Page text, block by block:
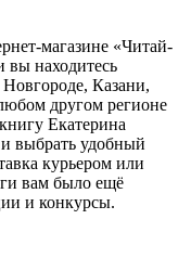
магазине «Читай-
вы находитесь
Казани,
другом регионе
Екатерина
выбрать удобный
курьером или
вам было ещё
и конкурсы.